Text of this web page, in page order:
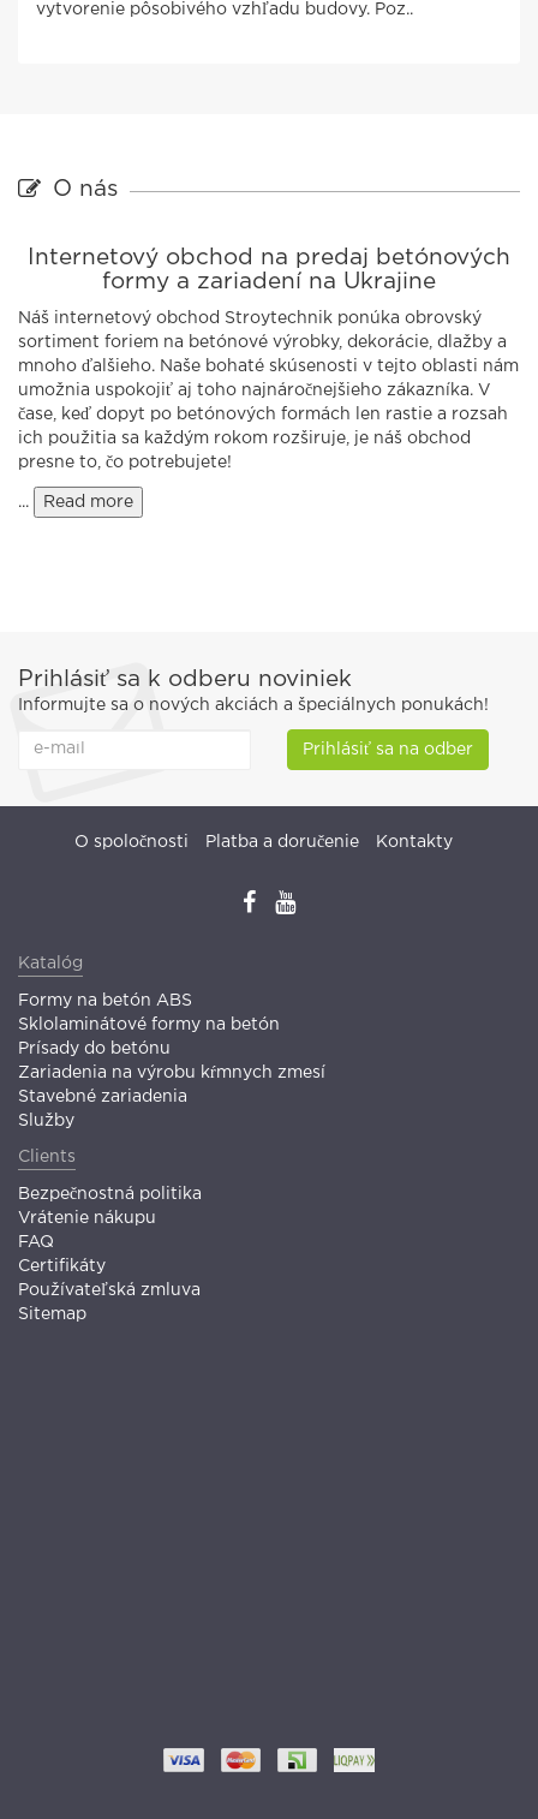
vytvorenie pôsobivého vzhľadu budovy. Poz..
O nás
Internetový obchod na predaj betónových
formy a zariadení na Ukrajine
Náš internetový obchod Stroytechnik ponúka obrovský
sortiment foriem na betónové výrobky, dekorácie, dlažby a
mnoho ďalšieho. Naše bohaté skúsenosti v tejto oblasti nám
umožnia uspokojiť aj toho najnáročnejšieho zákazníka. V
čase, keď dopyt po betónových formách len rastie a rozsah
ich použitia sa každým rokom rozširuje, je náš obchod
presne to, čo potrebujete!
... Read more
Prihlásiť sa k odberu noviniek
Informujte sa o nových akciách a špeciálnych ponukách!
Prihlásiť sa na odber
O spoločnosti Platba a doručenie Kontakty
Katalóg
Formy na betón ABS
Sklolaminátové formy na betón
Prísady do betónu
Zariadenia na výrobu kŕmnych zmesí
Stavebné zariadenia
Služby
Clients
Bezpečnostná politika
Vrátenie nákupu
FAQ
Certifikáty
Používateľská zmluva
Sitemap